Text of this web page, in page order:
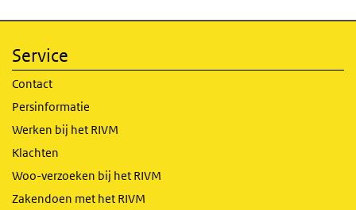
Service
Contact
Persinformatie
Werken bij het RIVM
Klachten
Woo-verzoeken bij het RIVM
Zakendoen met het RIVM